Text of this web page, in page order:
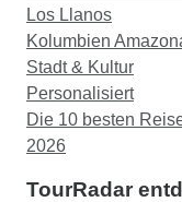
Los Llanos
Kolumbien
Stadt & Kultur
Personalisiert
Die 10 besten
2026
TourRadar